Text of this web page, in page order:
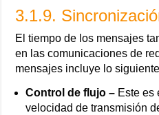
3.1.9.
El tiempo de los mensajes
en las comunicaciones de
mensajes incluye lo
Control de flujo – Este es
velocidad de transmisión